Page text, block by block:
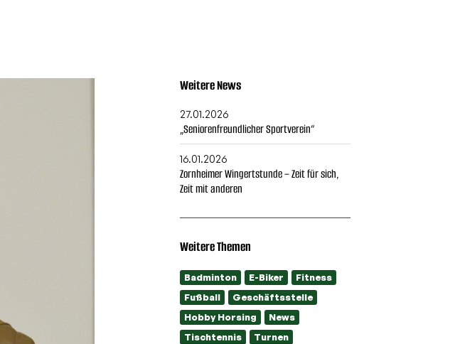
Weitere News
27.01.2026
„Seniorenfreundlicher Sportverein“
16.01.2026
Zornheimer Wingertstunde – Zeit für sich,
Zeit mit anderen
Weitere Themen
Badminton E-Biker
Fitness
Fußball
Geschäftsstelle
Hobby Horsing
News
Tischtennis
Turnen